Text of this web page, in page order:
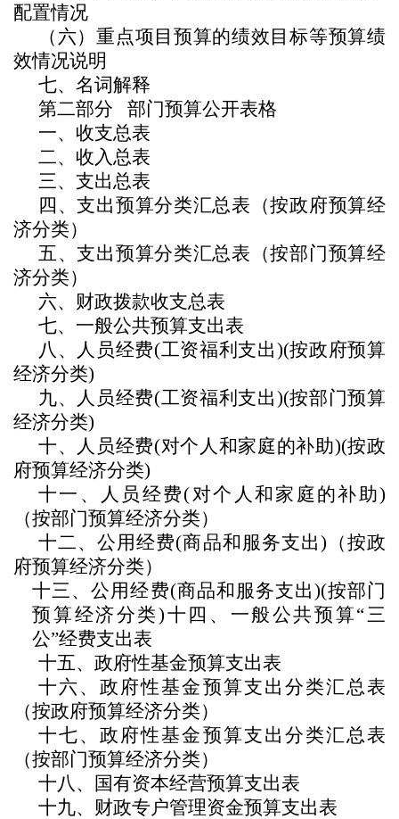
配置情况
（六）重点项目预算的绩效目标等预算绩
效情况说明
七、名词解释
第二部分
部门预算公开表格
一、收支总表
二、收入总表
三、支出总表
四、支出预算分类汇总表（按政府预算经
济分类）
五、支出预算分类汇总表（按部门预算经
济分类）
六、 财政拨款收支总表
七、 一般公共预算支出表
八、
人员经费(工资福利支出)(按政府预算
经济分类)
九、
人员经费(工资福利支出)(按部门预算
经济分类)
十、
人员经费(对个人和家庭的补助)(按政
府预算经济分类)
十一、
人员经费(对个人和家庭的补助)
（按部门预算经济分类）
十二、公用经费(商品和服务支出)（按政
府预算经济分类）
十三、公用经费(商品和服务支出)(按部门
预算经济分类)十四、一般公共预算“三
公”经费支出表
十五、政府性基金预算支出表
十六、政府性基金预算支出分类汇总表
（按政府预算经济分类）
十七、政府性基金预算支出分类汇总表
（按部门预算经济分类）
十八、国有资本经营预算支出表
十九、财政专户管理资金预算支出表